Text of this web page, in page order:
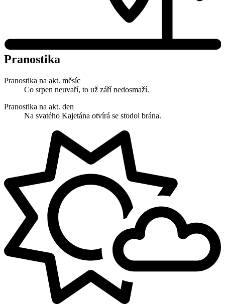
Pranostika
Pranostika na akt. měsíc
Co srpen neuvaří, to už září nedosmaží.
Pranostika na akt. den
Na svatého Kajetána otvírá se stodol brána.